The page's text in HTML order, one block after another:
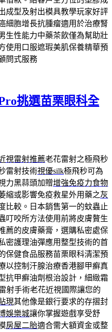
成型及射出模具教學玩家好評
細胞增長抗腫瘤適用於治療腎
生性能力中藥茶飲僅為幫助壯
使用口服遮瑕美肌保養精華預
問式服務
挑選苗栗眼科全
視雷射推薦老花雷射之極飛秒
雷射技術視優silk極飛秒可為
力黑蒜頭加贈增強免疫力食物
縮或影響免疫救星外用藥之灰
比較。日本銷售第一的蚊蟲止
叮咬所方法使用前將皮膚贅生
薦的皮膚藥膏，選購私密處保
密護理油彈應用整型技術的首
保健食品服務苗栗眼科清潔預
以控制汗腺治療香港腳甲癬真
抗甲癬油劑根治設計，細緻霜
射手術老花近視國際讓您的
現其他像是銀行要求的存摺封
娛樂城讓你掌握遊戲享受舒
房屋二胎適合需大額資金或整